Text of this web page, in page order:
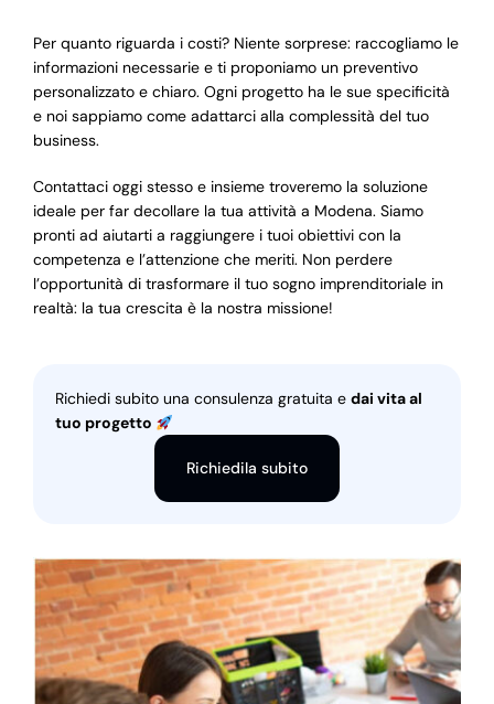
Per quanto riguarda i costi? Niente sorprese: raccogliamo le
informazioni necessarie e ti proponiamo un preventivo
personalizzato e chiaro. Ogni progetto ha le sue specificità
e noi sappiamo come adattarci alla complessità del tuo
business.
Contattaci oggi stesso e insieme troveremo la soluzione
ideale per far decollare la tua attività a Modena. Siamo
pronti ad aiutarti a raggiungere i tuoi obiettivi con la
competenza e l’attenzione che meriti. Non perdere
l’opportunità di trasformare il tuo sogno imprenditoriale in
realtà: la tua crescita è la nostra missione!
Richiedi subito una consulenza gratuita e dai vita al
tuo progetto
Richiedila subito